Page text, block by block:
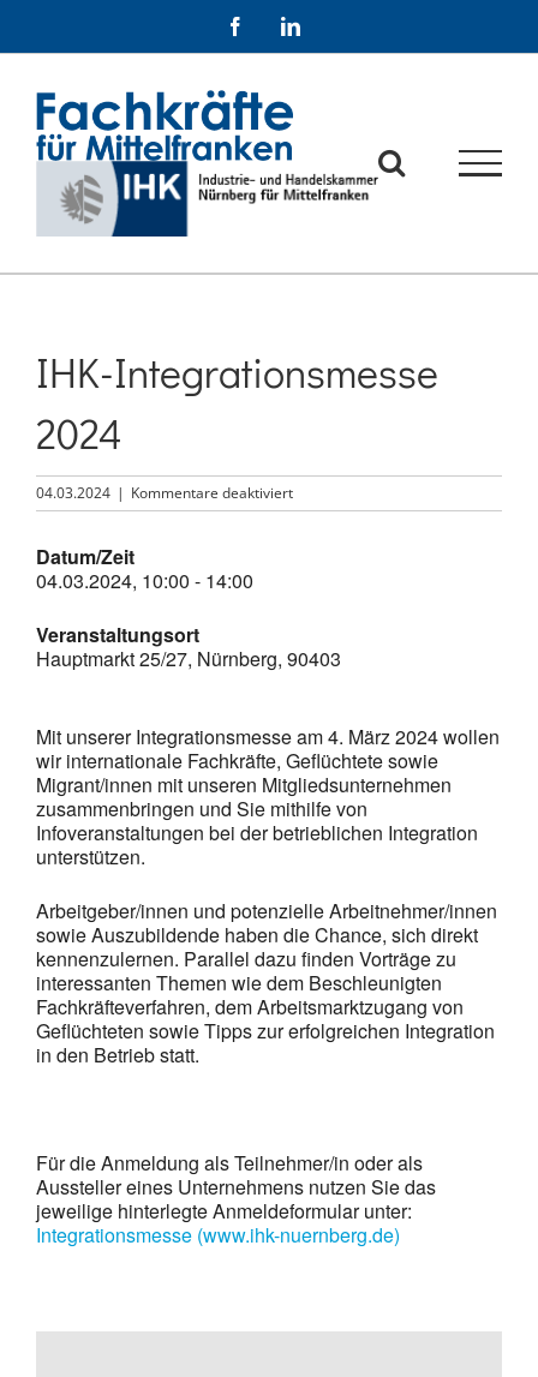
FacebookLinkedIn
IHK-Integrationsmesse
2024
04.03.2024 | Kommentare deaktiviertfür
IHK-
Datum/Zeit
04.03.2024, 10:00 - 14:00
Veranstaltungsort
Hauptmarkt 25/27, Nürnberg, 90403
Mit unserer Integrationsmesse am 4. März 2024 wollen
wir internationale Fachkräfte, Geflüchtete sowie
Migrant/innen mit unseren Mitgliedsunternehmen
zusammenbringen und Sie mithilfe von
Infoveranstaltungen bei der betrieblichen Integration
unterstützen.
Arbeitgeber/innen und potenzielle Arbeitnehmer/innen
sowie Auszubildende haben die Chance, sich direkt
kennenzulernen. Parallel dazu finden Vorträge zu
interessanten Themen wie dem Beschleunigten
Fachkräfteverfahren, dem Arbeitsmarktzugang von
Geflüchteten sowie Tipps zur erfolgreichen Integration
in den Betrieb statt.
Für die Anmeldung als Teilnehmer/in oder als
Aussteller eines Unternehmens nutzen Sie das
jeweilige hinterlegte Anmeldeformular unter:
Integrationsmesse (www.ihk-nuernberg.de)